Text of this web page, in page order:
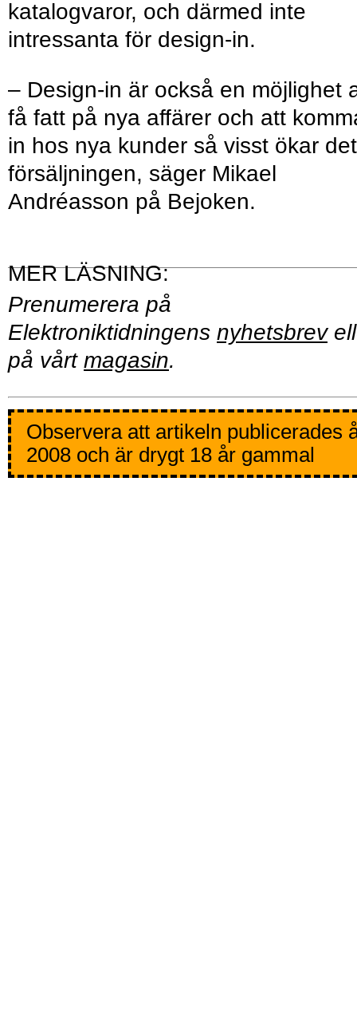
katalogvaror, och därmed inte
intressanta för design-in.
– Design-in är också en möjlighet
få fatt på nya affärer och att
in hos nya kunder så visst ökar det
försäljningen, säger Mikael
Andréasson på Bejoken.
Prenumerera på
Elektroniktidningens nyhetsbrev
på vårt magasin.
Observera att artikeln publicerades
2008 och är drygt 18 år gammal